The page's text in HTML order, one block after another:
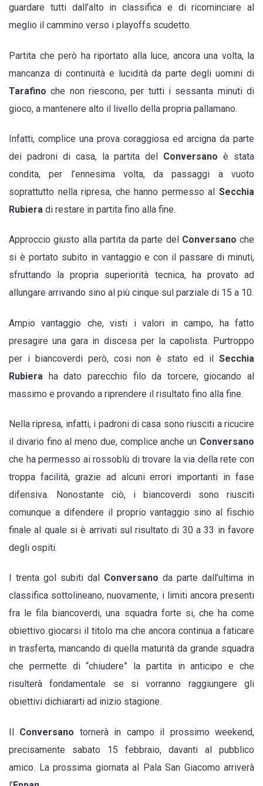
vincendo
del
Secchia
Rubiera
guardare tutti dall’alto in classifica e di ricominciare al
meglio il cammino verso i playoffs scudetto.
Partita che però ha riportato alla luce, ancora una volta, la
mancanza di continuità e lucidità da parte degli uomini di
Tarafino che non riescono, per tutti i sessanta minuti di
gioco, a mantenere alto il livello della propria pallamano.
Infatti, complice una prova coraggiosa ed arcigna da parte
dei padroni di casa, la partita del Conversano è stata
condita, per l’ennesima volta, da passaggi a vuoto
soprattutto nella ripresa, che hanno permesso al Secchia
Rubiera di restare in partita fino alla fine.
Approccio giusto alla partita da parte del Conversano che
si è portato subito in vantaggio e con il passare di minuti,
sfruttando la propria superiorità tecnica, ha provato ad
allungare arrivando sino al più cinque sul parziale di 15 a 10.
Ampio vantaggio che, visti i valori in campo, ha fatto
presagire una gara in discesa per la capolista. Purtroppo
per i biancoverdi però, cosi non è stato ed il Secchia
Rubiera ha dato parecchio filo da torcere, giocando al
massimo e provando a riprendere il risultato fino alla fine.
Nella ripresa, infatti, i padroni di casa sono riusciti a ricucire
il divario fino al meno due, complice anche un Conversano
che ha permesso ai rossoblù di trovare la via della rete con
troppa facilità, grazie ad alcuni errori importanti in fase
difensiva. Nonostante ciò, i biancoverdi sono riusciti
comunque a difendere il proprio vantaggio sino al fischio
finale al quale si è arrivati sul risultato di 30 a 33 in favore
degli ospiti.
I trenta gol subiti dal Conversano da parte dall’ultima in
classifica sottolineano, nuovamente, i limiti ancora presenti
fra le fila biancoverdi, una squadra forte si, che ha come
obiettivo giocarsi il titolo ma che ancora continua a faticare
in trasferta, mancando di quella maturità da grande squadra
che permette di “chiudere” la partita in anticipo e che
risulterà fondamentale se si vorranno raggiungere gli
obiettivi dichiararti ad inizio stagione.
Il Conversano tornerà in campo il prossimo weekend,
precisamente sabato 15 febbraio, davanti al pubblico
amico. La prossima giornata al Pala San Giacomo arriverà